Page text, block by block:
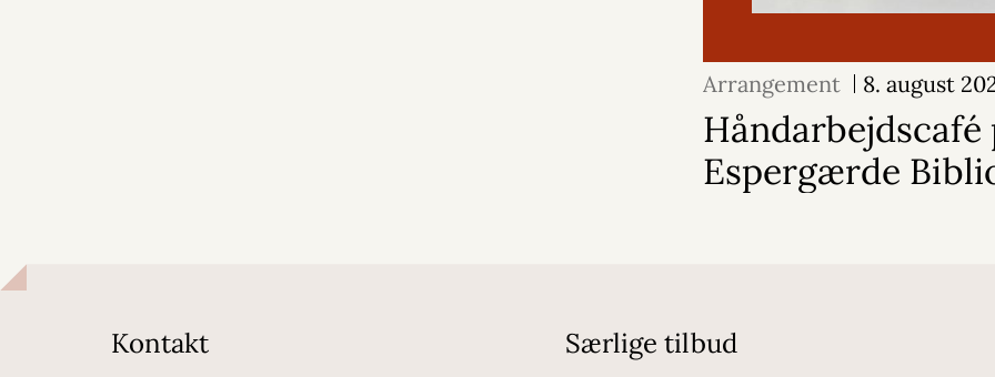
Arrangement 8. august
Håndarbejdscafé
Espergærde
Kontakt Særlige tilbud